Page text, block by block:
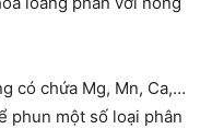
có chứa Mg, Mn, Ca,…
phun một số loại phân